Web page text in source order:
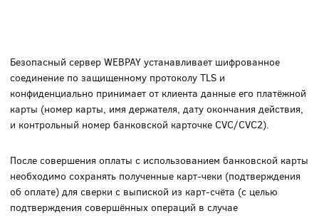
Безопасный сервер WEBPAY устанавливает шифрованное
соединение по защищенному протоколу TLS и
конфиденциально принимает от клиента данные его платёжной
карты (номер карты, имя держателя, дату окончания действия,
и контрольный номер банковской карточке CVC/CVC2).
После совершения оплаты с использованием банковской карты
необходимо сохранять полученные карт-чеки (подтверждения
об оплате) для сверки с выпиской из карт-счёта (с целью
подтверждения совершённых операций в случае